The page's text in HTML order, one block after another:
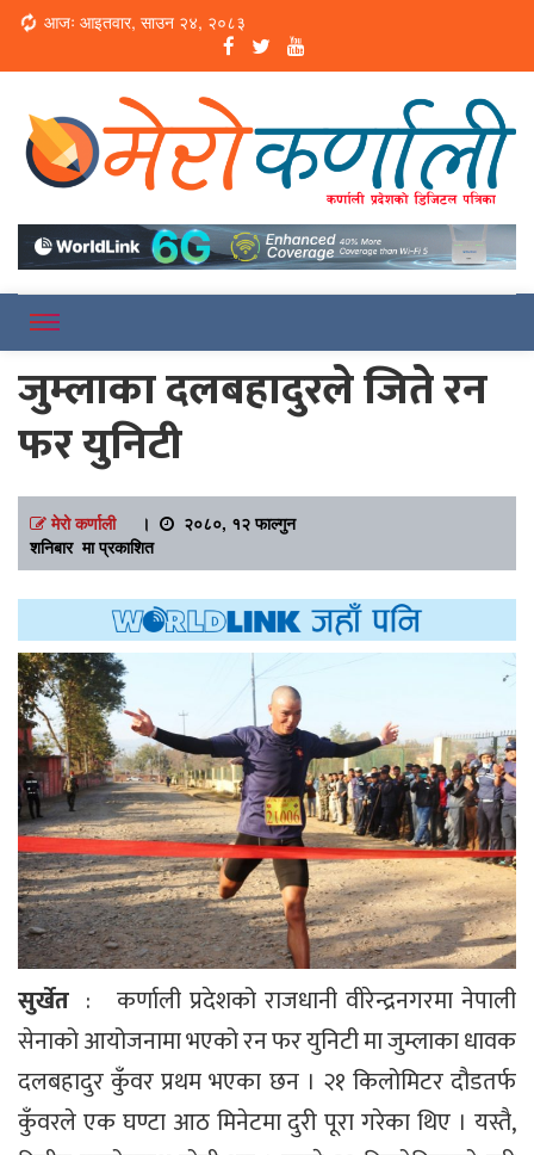
Loading...
आजः आइतवार, साउन २४, २०८३
Merokarnali
जुम्लाका दलबहादुरले जिते रन
फर युनिटी
मेरो कर्णाली।
२०८०, १२ फाल्गुन
शनिबार मा प्रकाशित
सुर्खेत : कर्णाली प्रदेशको राजधानी वीरेन्द्रनगरमा नेपाली
सेनाको आयोजनामा भएको रन फर युनिटी मा जुम्लाका धावक
दलबहादुर कुँवर प्रथम भएका छन । २१ किलोमिटर दौडतर्फ
कुँवरले एक घण्टा आठ मिनेटमा दुरी पूरा गरेका थिए । यस्तै,